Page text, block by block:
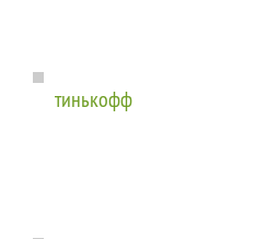
тинькофф